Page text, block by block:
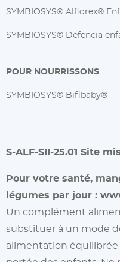
SYMBIOSYS® Alflorex®
SYMBIOSYS® Defencia
POUR NOURRISSONS
SYMBIOSYS® Bifibaby®
S-ALF-SII-25.01 Site
Pour votre santé,
légumes par jour :
Un complément
substituer à un mode
alimentation équilibrée